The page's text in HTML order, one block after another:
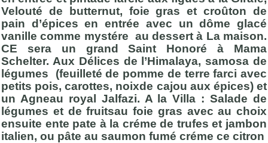
Velouté de butternut, foie gras et croûton de
pain d’épices en entrée avec un dôme glacé
vanille comme mystére au dessert à La maison.
CE sera un grand Saint Honoré à Mama
Schelter. Aux Délices de l’Himalaya, samosa de
légumes (feuilleté de pomme de terre farci avec
petits pois, carottes, noixde cajou aux épices) et
un Agneau royal Jalfazi. A la Villa : Salade de
légumes et de fruitsau foie gras avec au choix
ensuite ente pate à la créme de trufes et jambon
italien, ou pâte au saumon fumé créme ce citron